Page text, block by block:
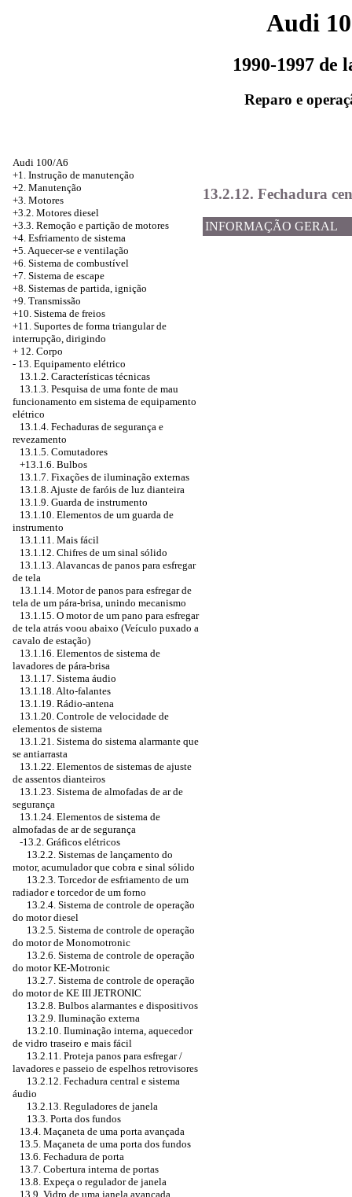
Audi
1990-1997 de
Reparo e
Audi 100/A6
+1. Instrução de manutenção
+2. Manutenção
+3. Motores
+3.2. Motores diesel
+3.3. Remoção e partição de motores
+4. Esfriamento de sistema
+5. Aquecer-se e ventilação
+6. Sistema de combustível
+7. Sistema de escape
+8. Sistemas de partida, ignição
+9. Transmissão
+10. Sistema de freios
+11. Suportes de forma triangular de
interrupção, dirigindo
+ 12. Corpo
- 13. Equipamento elétrico
13.1.2. Características técnicas
13.1.3. Pesquisa de uma fonte de mau
funcionamento em sistema de equipamento
elétrico
13.1.4. Fechaduras de segurança e
revezamento
13.1.5. Comutadores
+13.1.6. Bulbos
13.1.7. Fixações de iluminação externas
13.1.8. Ajuste de faróis de luz dianteira
13.1.9. Guarda de instrumento
13.1.10. Elementos de um guarda de
instrumento
13.1.11. Mais fácil
13.1.12. Chifres de um sinal sólido
13.1.13. Alavancas de panos para esfregar
de tela
13.1.14. Motor de panos para esfregar de
tela de um pára-brisa, unindo mecanismo
13.1.15. O motor de um pano para esfregar
de tela atrás voou abaixo (Veículo puxado a
cavalo de estação)
13.1.16. Elementos de sistema de
lavadores de pára-brisa
13.1.17. Sistema áudio
13.1.18. Alto-falantes
13.1.19. Rádio-antena
13.1.20. Controle de velocidade de
elementos de sistema
13.1.21. Sistema do sistema alarmante que
se antiarrasta
13.1.22. Elementos de sistemas de ajuste
de assentos dianteiros
13.1.23. Sistema de almofadas de ar de
segurança
13.1.24. Elementos de sistema de
almofadas de ar de segurança
-13.2. Gráficos elétricos
13.2.2. Sistemas de lançamento do
motor, acumulador que cobra e sinal sólido
13.2.3. Torcedor de esfriamento de um
radiador e torcedor de um forno
13.2.4. Sistema de controle de operação
do motor diesel
13.2.5. Sistema de controle de operação
do motor de Monomotronic
13.2.6. Sistema de controle de operação
do motor KE-Motronic
13.2.7. Sistema de controle de operação
do motor de KE III JETRONIC
13.2.8. Bulbos alarmantes e dispositivos
13.2.9. Iluminação externa
13.2.10. Iluminação interna, aquecedor
de vidro traseiro e mais fácil
13.2.11. Proteja panos para esfregar /
lavadores e passeio de espelhos retrovisores
13.2.12. Fechadura central e sistema
áudio
13.2.13. Reguladores de janela
13.3. Porta dos fundos
13.4. Maçaneta de uma porta avançada
13.5. Maçaneta de uma porta dos fundos
13.6. Fechadura de porta
13.7. Cobertura interna de portas
13.8. Expeça o regulador de janela
13.9. Vidro de uma janela avançada
13.2.12. Fechadura
INFORMAÇÃO GERAL